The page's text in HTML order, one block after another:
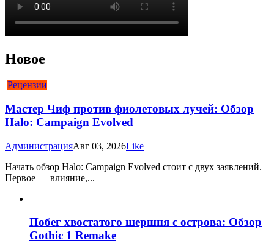
Новое
Рецензии
Мастер Чиф против фиолетовых лучей: Обзор
Halo: Campaign Evolved
АдминистрацияАвг 03, 2026Like
Начать обзор Halo: Campaign Evolved стоит с двух заявлений.
Первое — влияние,...
Побег хвостатого шершня с острова: Обзор
Gothic 1 Remake